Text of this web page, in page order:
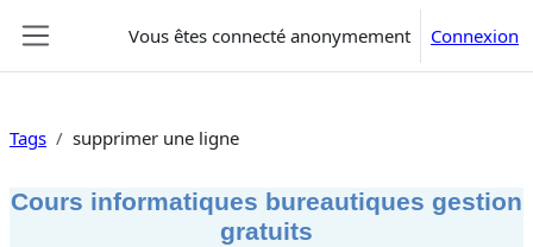
Vous êtes connecté anonymement Connexion
Tags supprimer une ligne
Cours informatiques bureautiques gestion
gratuits